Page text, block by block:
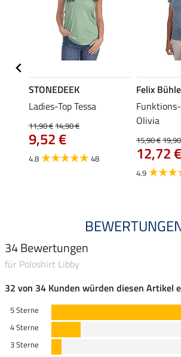
STONEDEEK
Ladies-Top Tessa
11,90 €14,90 €
9,52 €
4.8 48
Felix
Olivia
15,90 €
12,72 €
4.9
34 Bewertungen
für Poloshirt Libby
32 von 34 Kunden würden diesen Artikel
5 Sterne
4 Sterne
3 Sterne